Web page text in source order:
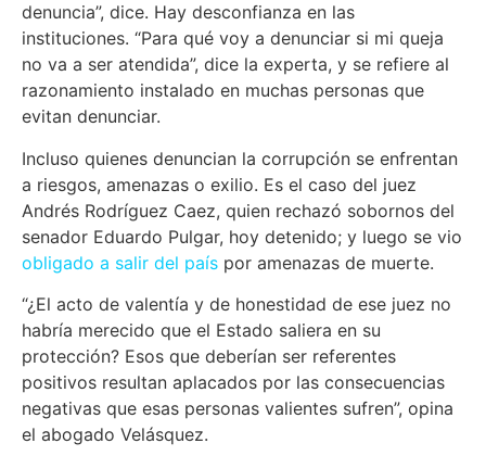
denuncia”, dice. Hay desconfianza en las
instituciones. “Para qué voy a denunciar si mi queja
no va a ser atendida”, dice la experta, y se refiere al
razonamiento instalado en muchas personas que
evitan denunciar.
Incluso quienes denuncian la corrupción se enfrentan
a riesgos, amenazas o exilio. Es el caso del juez
Andrés Rodríguez Caez, quien rechazó sobornos del
senador Eduardo Pulgar, hoy detenido; y luego se vio
obligado a salir del país por amenazas de muerte.
“¿El acto de valentía y de honestidad de ese juez no
habría merecido que el Estado saliera en su
protección? Esos que deberían ser referentes
positivos resultan aplacados por las consecuencias
negativas que esas personas valientes sufren”, opina
el abogado Velásquez.